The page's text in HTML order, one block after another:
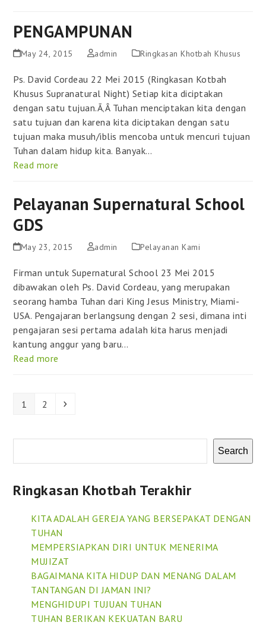
PENGAMPUNAN
May 24, 2015 admin Ringkasan Khotbah Khusus
Ps. David Cordeau 22 Mei 2015 (Ringkasan Kotbah
Khusus Supranatural Night) Setiap kita diciptakan
dengan satu tujuan.Ã‚Â Tuhan menciptakan kita dengan
satu tujuan dan karena kita diciptakan dengan satu
tujuan maka musuh/iblis mencoba untuk mencuri tujuan
Tuhan dalam hidup kita. Banyak…
Read more
Pelayanan Supernatural School
GDS
May 23, 2015 admin Pelayanan Kami
Firman untuk Supernatural School 23 Mei 2015
dibawakan oleh Ps. David Cordeau, yang merupakan
seorang hamba Tuhan dari King Jesus Ministry, Miami-
USA. Pengajaran berlangsung dengan 2 sesi, dimana inti
pengajaran sesi pertama adalah kita harus menjadi
kantung anggur yang baru…
Read more
Page
1 Page
2 Next
Search
Ringkasan Khotbah Terakhir
KITA ADALAH GEREJA YANG BERSEPAKAT DENGAN
TUHAN
MEMPERSIAPKAN DIRI UNTUK MENERIMA
MUJIZAT
BAGAIMANA KITA HIDUP DAN MENANG DALAM
TANTANGAN DI JAMAN INI?
MENGHIDUPI TUJUAN TUHAN
TUHAN BERIKAN KEKUATAN BARU